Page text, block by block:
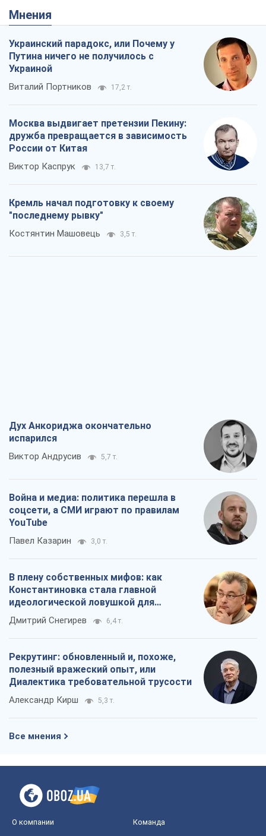
Мнения
Украинский парадокс, или Почему у
Путина ничего не получилось с
Украиной
Виталий Портников 17,2 т.
Москва выдвигает претензии Пекину:
дружба превращается в зависимость
России от Китая
Виктор Каспрук 13,7 т.
Кремль начал подготовку к своему
"последнему рывку"
Костянтин Машовець 3,5 т.
Дух Анкориджа окончательно
испарился
Виктор Андрусив 5,7 т.
Война и медиа: политика перешла в
соцсети, а СМИ играют по правилам
YouTube
Павел Казарин 3,0 т.
В плену собственных мифов: как
Константиновка стала главной
идеологической ловушкой для
российских оккупантов
Дмитрий Снегирев 6,4 т.
Рекрутинг: обновленный и, похоже,
полезный вражеский опыт, или
Диалектика требовательной трусости
Александр Кирш 5,3 т.
Все мнения
О компании Команда